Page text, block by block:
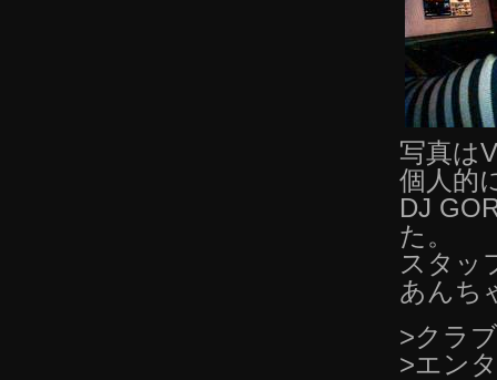
写真は
個人的
DJ
た。
スタッ
あんち
>クラ
>エン